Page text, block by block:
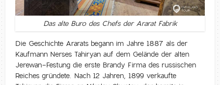
Das alte Buro des Chefs der Ararat Fabrik
Die Geschichte Ararats begann im Jahre 1887 als der
Kaufmann Nerses Tahiryan auf dem Gelände der alten
Jerewan-Festung die erste Brandy Firma des russischen
Reiches gründete. Nach 12 Jahren, 1899 verkaufte